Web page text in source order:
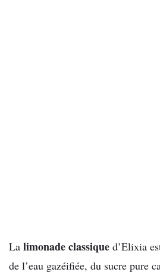
La limonade classique d’Elixia
de l’eau gazéifiée, du sucre pure